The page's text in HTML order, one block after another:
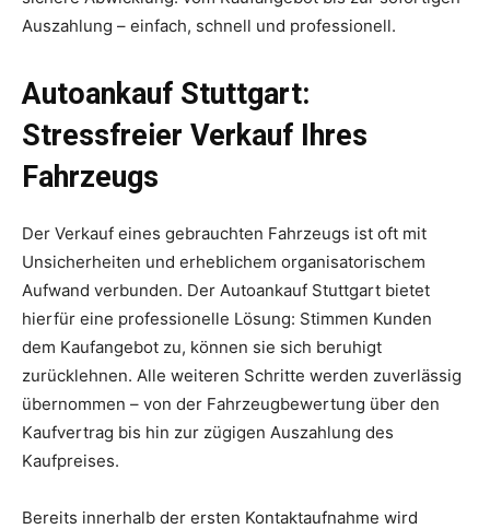
Auszahlung – einfach, schnell und professionell.
Autoankauf Stuttgart:
Stressfreier Verkauf Ihres
Fahrzeugs
Der Verkauf eines gebrauchten Fahrzeugs ist oft mit
Unsicherheiten und erheblichem organisatorischem
Aufwand verbunden. Der Autoankauf Stuttgart bietet
hierfür eine professionelle Lösung: Stimmen Kunden
dem Kaufangebot zu, können sie sich beruhigt
zurücklehnen. Alle weiteren Schritte werden zuverlässig
übernommen – von der Fahrzeugbewertung über den
Kaufvertrag bis hin zur zügigen Auszahlung des
Kaufpreises.
Bereits innerhalb der ersten Kontaktaufnahme wird